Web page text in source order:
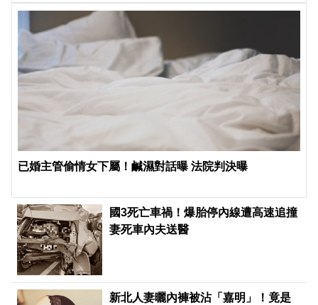
已婚主管偷情女下屬！鹹濕對話曝 法院判決曝
國3死亡車禍！爆胎停內線遭高速追撞
妻死車內夫送醫
新北人妻曬內褲被沾「嘉明」！竟是